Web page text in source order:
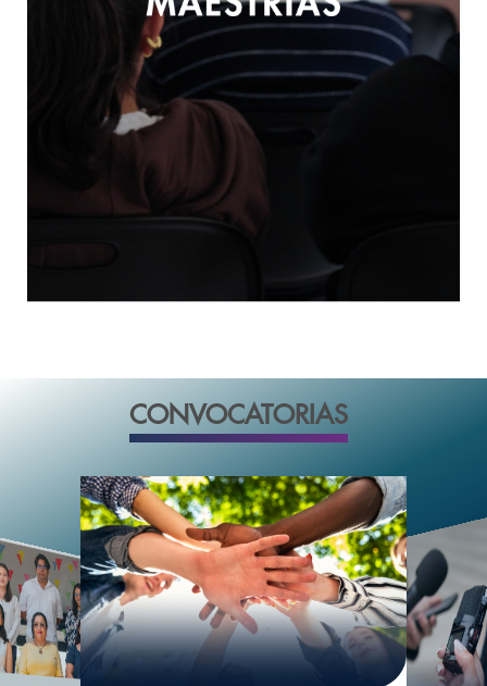
MÁS INFORMACIÓN
CONVOCATORIAS